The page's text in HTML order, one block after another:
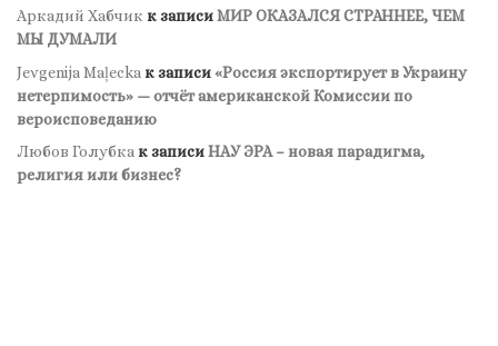
Аркадий Хабчик к записиМИР ОКАЗАЛСЯ СТРАННЕЕ, ЧЕМ
МЫ ДУМАЛИ
Jevgenija Maļecka к записи«Россия экспортирует в Украину
нетерпимость» — отчёт американской Комиссии по
вероисповеданию
Любов Голубкак записиНАУ ЭРА – новая парадигма,
религия или бизнес?